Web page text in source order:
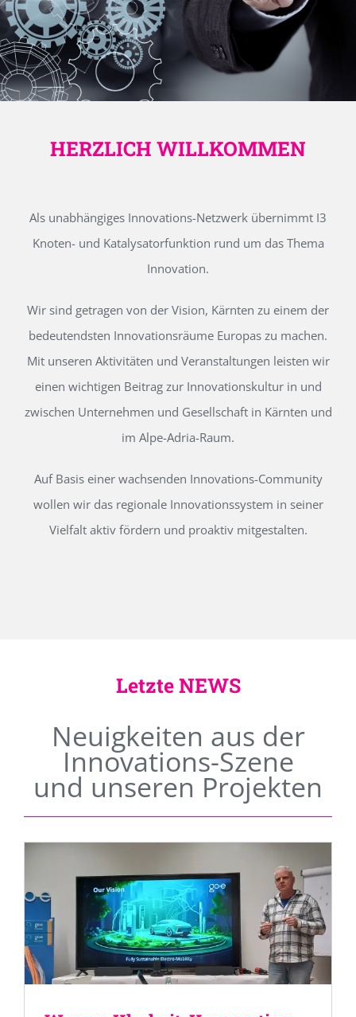
HERZLICH WILLKOMMEN
Als unabhängiges Innovations-Netzwerk übernimmt I3
Knoten- und Katalysatorfunktion rund um das Thema
Innovation.
Wir sind getragen von der Vision, Kärnten zu einem der
bedeutendsten Innovationsräume Europas zu machen.
Mit unseren Aktivitäten und Veranstaltungen leisten wir
einen wichtigen Beitrag zur Innovationskultur in und
zwischen Unternehmen und Gesellschaft in Kärnten und
im Alpe-Adria-Raum.
Auf Basis einer wachsenden Innovations-Community
wollen wir das regionale Innovationssystem in seiner
Vielfalt aktiv fördern und proaktiv mitgestalten.
Letzte NEWS
Neuigkeiten aus der
Innovations-Szene
und unseren Projekten